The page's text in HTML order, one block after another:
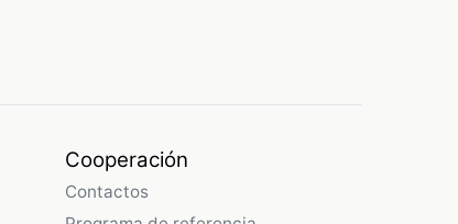
Cooperación
Contactos